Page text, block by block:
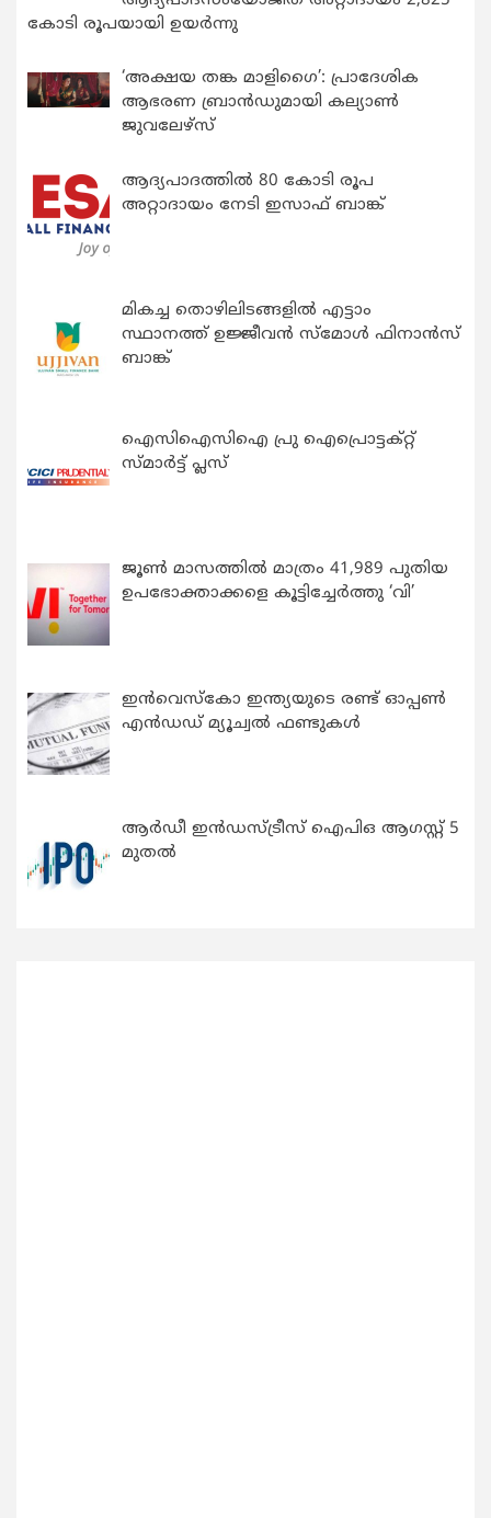
കോടി രൂപയായി ഉയർന്നു
‘അക്ഷയ തങ്ക മാളിഗൈ’: പ്രാദേശിക
ആഭരണ ബ്രാന്‍ഡുമായി കല്യാണ്‍
ജുവലേഴ്‌സ്
ആദ്യപാദത്തിൽ 80 കോടി രൂപ
അറ്റാദായം നേടി ഇസാഫ് ബാങ്ക്
മികച്ച തൊഴിലിടങ്ങളിൽ എട്ടാം
സ്ഥാനത്ത് ഉജ്ജീവൻ സ്മോൾ ഫിനാൻസ്
ബാങ്ക്
ഐസിഐസിഐ പ്രു ഐപ്രൊട്ടക്റ്റ്
സ്മാർട്ട് പ്ലസ്
ജൂൺ മാസത്തിൽ മാത്രം 41,989 പുതിയ
ഉപഭോക്താക്കളെ കൂട്ടിച്ചേർത്തു ‘വി’
ഇന്‍വെസ്കോ ഇന്ത്യയുടെ രണ്ട് ഓപ്പണ്‍
എന്‍ഡഡ് മ്യൂച്വല്‍ ഫണ്ടുകള്‍
ആർഡീ ഇൻഡസ്ട്രീസ് ഐപിഒ ആഗസ്റ്റ് 5
മുതൽ